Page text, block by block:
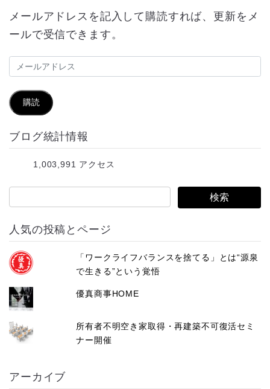
メールアドレスを記入して購読すれば、更新をメ
ールで受信できます。
メ
ル
ア
ド
購読
ブログ統計情報
1,003,991 アクセス
人気の投稿とページ
「ワークライフバランスを捨てる」とは“源泉
で生きる”という覚悟
優真商事HOME
所有者不明空き家取得・再建築不可復活セミ
ナー開催
アーカイブ